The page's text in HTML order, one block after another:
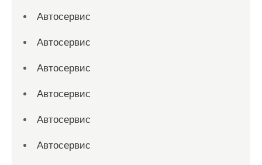
Автосервис
Автосервис
Автосервис
Автосервис
Автосервис
Автосервис